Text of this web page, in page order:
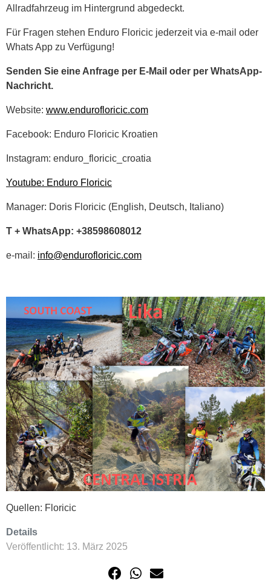
Allradfahrzeug im Hintergrund abgedeckt.
Für Fragen stehen Enduro Floricic jederzeit via e-mail oder
Whats App zu Verfügung!
Senden Sie eine Anfrage per E-Mail oder per WhatsApp-
Nachricht.
Website: www.endurofloricic.com
Facebook: Enduro Floricic Kroatien
Instagram: enduro_floricic_croatia
Youtube: Enduro Floricic
Manager: Doris Floricic (English, Deutsch, Italiano)
T + WhatsApp: +38598608012
e-mail: info@endurofloricic.com
Quellen: Floricic
Details
Veröffentlicht: 13. März 2025